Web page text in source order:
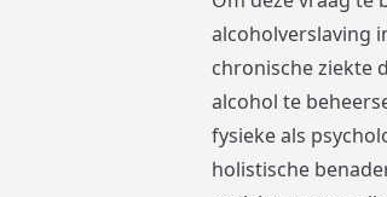
alcoholverslaving
chronische ziekte
alcohol te
fysieke als
holistische